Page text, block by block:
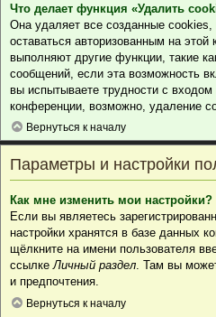
Что делает функция «Удалить
Она удаляет все созданные
оставаться авторизованным на
выполняют другие функции, такие
сообщений, если эта возможность
вы испытываете трудности с
конференции, возможно, удаление
Вернуться к началу
Параметры и настройки
Как мне изменить мои настройки?
Если вы являетесь
настройки хранятся в базе данных
щёлкните на имени пользователя
ссылкеЛичный раздел. Там вы
и предпочтения.
Вернуться к началу